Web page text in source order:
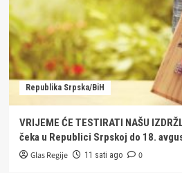
Republika Srpska/BiH
VRIJEME ĆE TESTIRATI NAŠU
čeka u Republici Srpskoj do 18.
Glas Regije 11 sati ago 0